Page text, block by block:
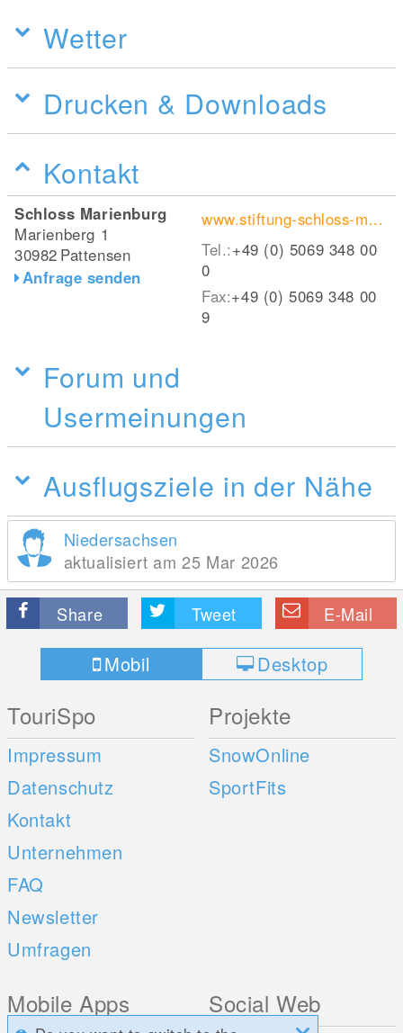
Wetter
Drucken & Downloads
Kontakt
Schloss Marienburg
Marienberg 1
30982 Pattensen
Anfrage senden
www.stiftung-schloss-marienburg.de/
Tel.:+49 (0) 5069 348 00
0
Fax:+49 (0) 5069 348 00
9
Forum und
Usermeinungen
Ausflugsziele in der Nähe
Niedersachsen
aktualisiert am 25 Mar 2026
Share Tweet E-Mail
Mobil Desktop
TouriSpo
Impressum
Datenschutz
Kontakt
Unternehmen
FAQ
Newsletter
Umfragen
Projekte
SnowOnline
SportFits
Mobile Apps Social Web